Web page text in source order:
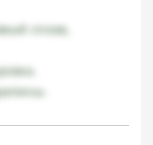
сплав,